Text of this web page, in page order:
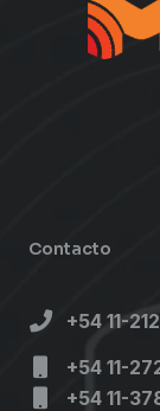
Contacto
+54 11-
+54 11-
+54 11-